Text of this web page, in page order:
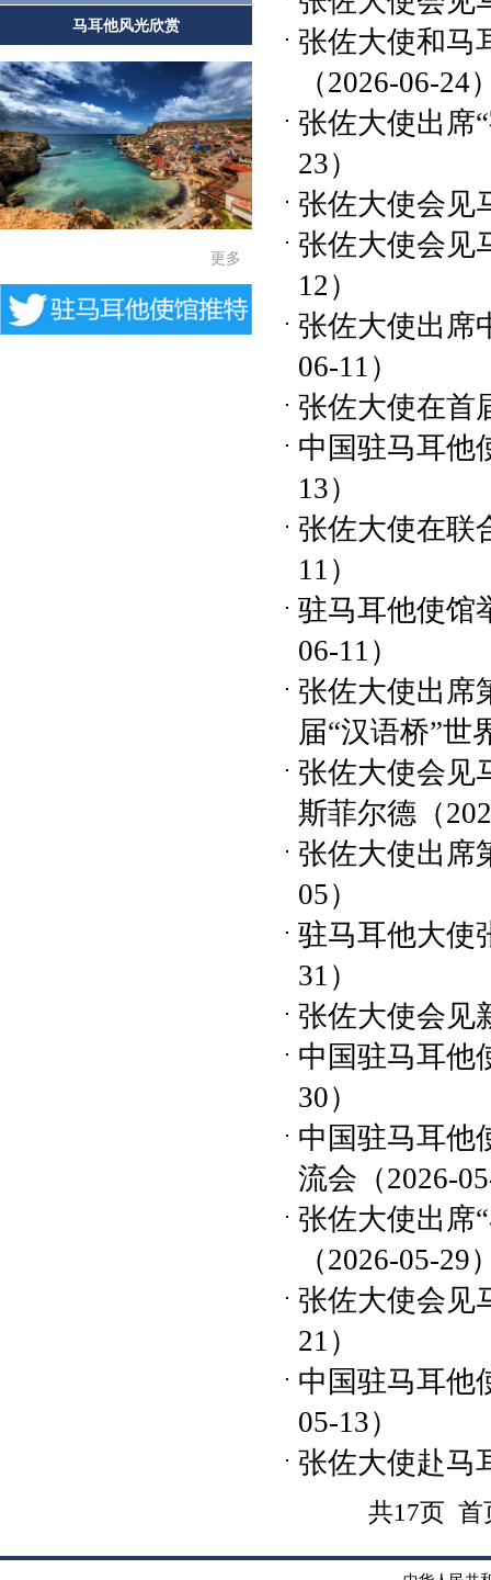
马耳他风光欣赏
更多
张佐大使和马
（2026-06-24
张佐大使出
23）
张佐大使会见
张佐大使会见
12）
张佐大使出席
06-11）
张佐大使在首
中国驻马耳他
13）
张佐大使在联
11）
驻马耳他使馆
06-11）
张佐大使出席
届“汉语桥”世
张佐大使会见
斯菲尔德 （
张佐大使出席
05）
驻马耳他大使
31）
张佐大使会见
中国驻马耳他
30）
中国驻马耳他
流会 （2026-
张佐大使出席
（2026-05-29
张佐大使会见
21）
中国驻马耳他
05-13）
张佐大使赴马
共17页